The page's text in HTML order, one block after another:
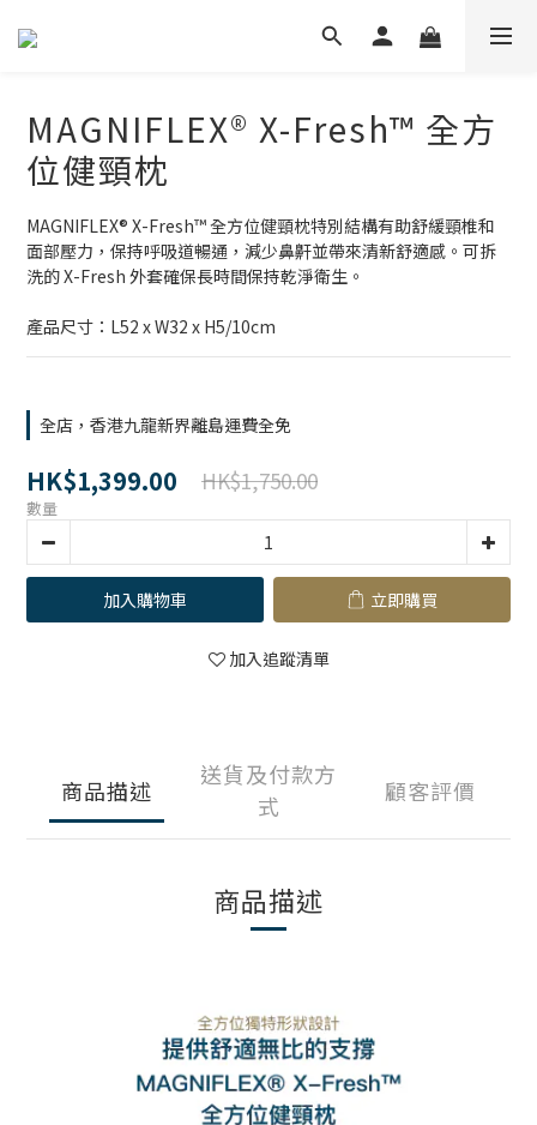
MAGNIFLEX® X-Fresh™ 全方
位健頸枕
MAGNIFLEX® X-Fresh™ 全方位健頸枕特別結構有助舒緩頸椎和
面部壓力，保持呼吸道暢通，減少鼻鼾並帶來清新舒適感。可拆
洗的 X-Fresh 外套確保長時間保持乾淨衛生。
產品尺寸：L52 x W32 x H5/10cm
全店，香港九龍新界離島運費全免
HK$1,399.00 HK$1,750.00
數量
加入購物車 立即購買
加入追蹤清單
商品描述
送貨及付款方
式
顧客評價
商品描述